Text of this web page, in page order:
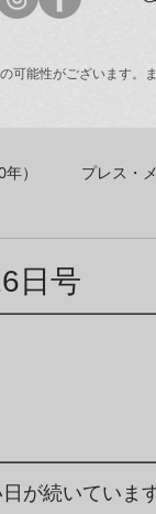
能性がございます。
） プレス・
日号